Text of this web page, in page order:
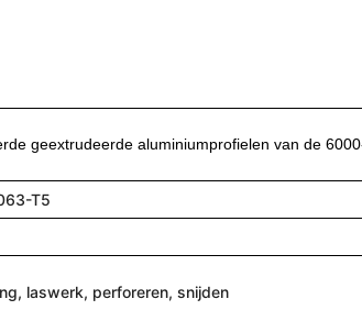
geextrudeerde aluminiumprofielen van de
T5
laswerk, perforeren, snijden